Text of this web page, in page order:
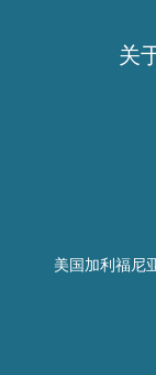
关
美国加利福尼